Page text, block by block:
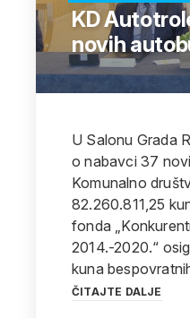
KD
novih
U Salonu Grada
o nabavci 37
Komunalno
82.260.811,25
fonda
2014.-2020.“
kuna
ČITAJTE DALJE